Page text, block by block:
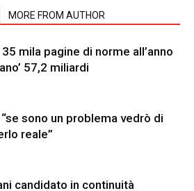
MORE FROM AUTHOR
35 mila pagine di norme all’anno
57,2 miliardi
sono un problema vedrò di
reale”
candidato in continuità